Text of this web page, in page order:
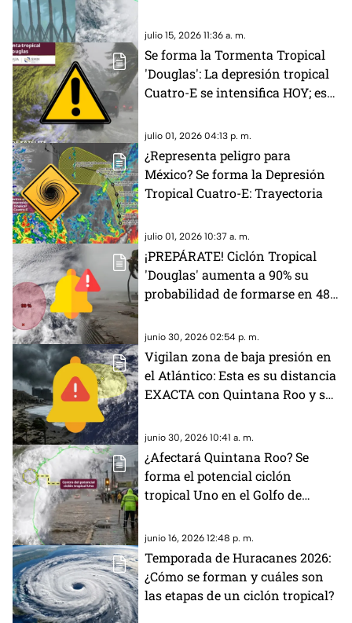
julio 15, 2026 11:36 a. m.
Se forma la Tormenta Tropical
'Douglas': La depresión tropical
Cuatro-E se intensifica HOY; esta
Pacífico
julio 01, 2026 04:13 p. m.
¿Representa peligro para
México? Se forma la Depresión
Tropical Cuatro-E: Trayectoria
julio 01, 2026 10:37 a. m.
¡PREPÁRATE! Ciclón Tropical
'Douglas' aumenta a 90% su
probabilidad de formarse en 48
EXACTA en el Pacífico
junio 30, 2026 02:54 p. m.
Vigilan zona de baja presión en
el Atlántico: Esta es su distancia
EXACTA con Quintana Roo y su
ciclónico
junio 30, 2026 10:41 a. m.
¿Afectará Quintana Roo? Se
forma el potencial ciclón
tropical Uno en el Golfo de
intensas en estos Estados
junio 16, 2026 12:48 p. m.
Temporada de Huracanes 2026:
¿Cómo se forman y cuáles son
las etapas de un ciclón tropical?